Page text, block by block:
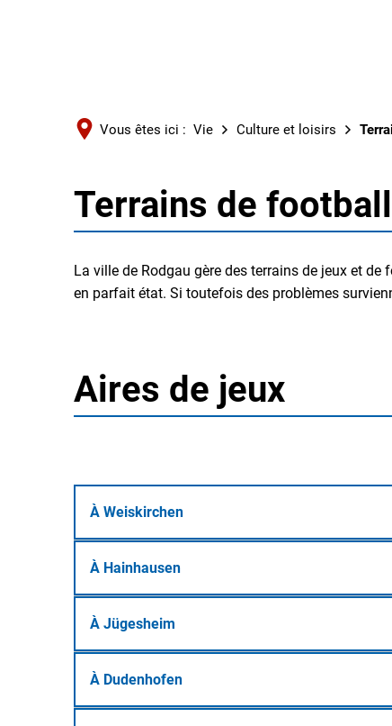
Vous êtes ici : Vie Culture et loisirs
Terrains
football
Terrains de
La ville de Rodgau gère des terrains de jeux et
en parfait état. Si toutefois des problèmes
Aires de jeux
À Weiskirchen
À Hainhausen
À Jügesheim
À Dudenhofen